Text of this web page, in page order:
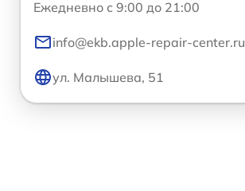
Ежедневно с 9:00 до 21:00
info@ekb.apple-repair-center.ru
ул. Малышева, 51